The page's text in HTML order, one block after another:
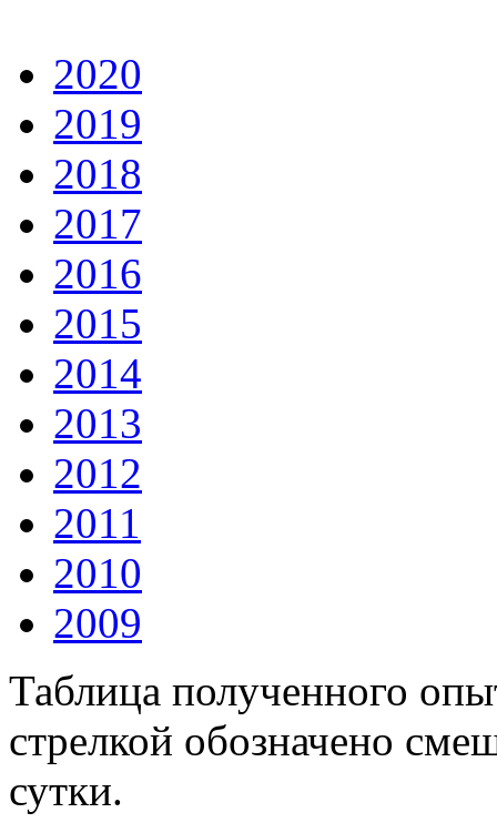
2020
2019
2018
2017
2016
2015
2014
2013
2012
2011
2010
2009
Таблица полученного
стрелкой обозначено
сутки.